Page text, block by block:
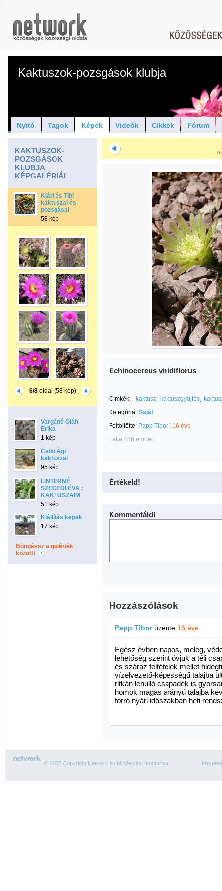
Kaktuszok-pozsgások klubja
Nyitó Tagok Képek Videók Cikkek Fórum
KAKTUSZOK-
POZSGÁSOK
KLUBJA
KÉPGALÉRIÁI
Klári és Tibi
kaktuszai és
pozsgásai
58 kép
6/8oldal (58 kép)
Vargáné Oláh
Erika
1 kép
Csiki Ági
kaktuszai
95 kép
LINTERNÉ
SZEGEDI ÉVA :
KAKTUSZAIM
51 kép
Kiállítás képek
17 kép
Böngéssz a galériák
között!
Echinocereus viridiflorus
Címkék: kaktusz kaktuszgyűjtés
Kategória: Saját
Feltöltötte: Papp Tibor
16 éve
Látta 486 ember.
Értékeld!
Kommentáld!
Hozzászólások
Papp Tiborüzente 16 éve
Egész évben napos, meleg,
lehetőség szerint óvjuk a téli
és száraz feltételek mellet
vízelvezető-képességű talajba
ritkán lehulló csapadék is
homok magas arányú talajba
forró nyári időszakban heti
© 2007 Copyright Network.hu Minden jog fenntartva.